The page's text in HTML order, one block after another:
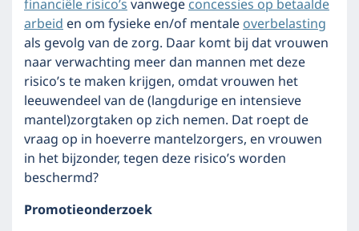
financiële risico’svanwegeconcessies op betaalde
arbeiden om fysieke en/of mentaleoverbelasting
als gevolg van de zorg. Daar komt bij dat vrouwen
naar verwachting meer dan mannen met deze
risico’s te maken krijgen, omdat vrouwen het
leeuwendeel van de (langdurige en intensieve
mantel)zorgtaken op zich nemen. Dat roept de
vraag op in hoeverre mantelzorgers, en vrouwen
in het bijzonder, tegen deze risico’s worden
beschermd?
Promotieonderzoek